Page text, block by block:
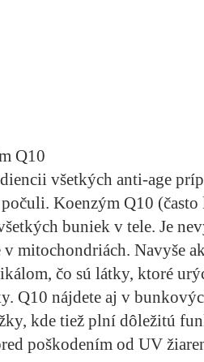
Q10
všetkých anti-age
Koenzým Q10
buniek v tele. Je
mitochondriách. Navyše
čo sú látky, ktoré
Q10 nájdete aj v
kde tiež plní dôležitú
poškodením od UV